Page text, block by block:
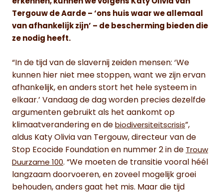
erkennen, kunnen we volgens Katy Olivia van
Tergouw de Aarde – ‘ons huis waar we allemaal
van afhankelijk zijn’ – de bescherming bieden die
ze nodig heeft.
“In de tijd van de slavernij zeiden mensen: ‘We
kunnen hier niet mee stoppen, want we zijn ervan
afhankelijk, en anders stort het hele systeem in
elkaar.’ Vandaag de dag worden precies dezelfde
argumenten gebruikt als het aankomt op
klimaatverandering en de biodiversiteitscrisis”,
aldus Katy Olivia van Tergouw, directeur van de
Stop Ecocide Foundation en nummer 2 in de Trouw
Duurzame 100. “We moeten de transitie vooral héél
langzaam doorvoeren, en zoveel mogelijk groei
behouden, anders gaat het mis. Maar die tijd